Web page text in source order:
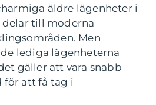
äldre lägenheter i
delar till moderna
Men
lediga lägenheterna
gäller att vara snabb
för att få tag i